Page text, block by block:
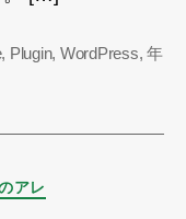
, Plugin, WordPress,年
アレ